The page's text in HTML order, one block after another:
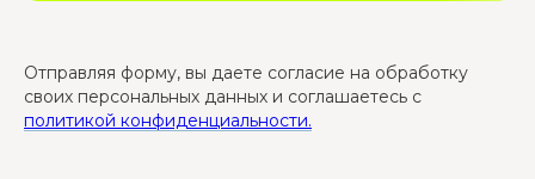
Отправляя форму, вы даете согласие на обработку
своих персональных данных и соглашаетесь с
политикой конфиденциальности.